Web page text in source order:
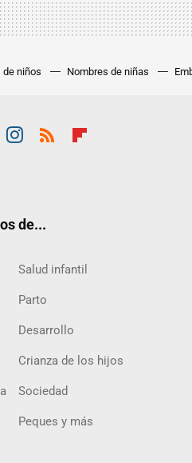
de niños Nombres de niñas
de...
Salud infantil
Parto
Desarrollo
Crianza de los hijos
Sociedad
Peques y más